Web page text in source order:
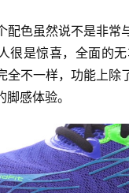
配色虽然说不是非常
很是惊喜，全面的
全不一样，功能上除
感体验。